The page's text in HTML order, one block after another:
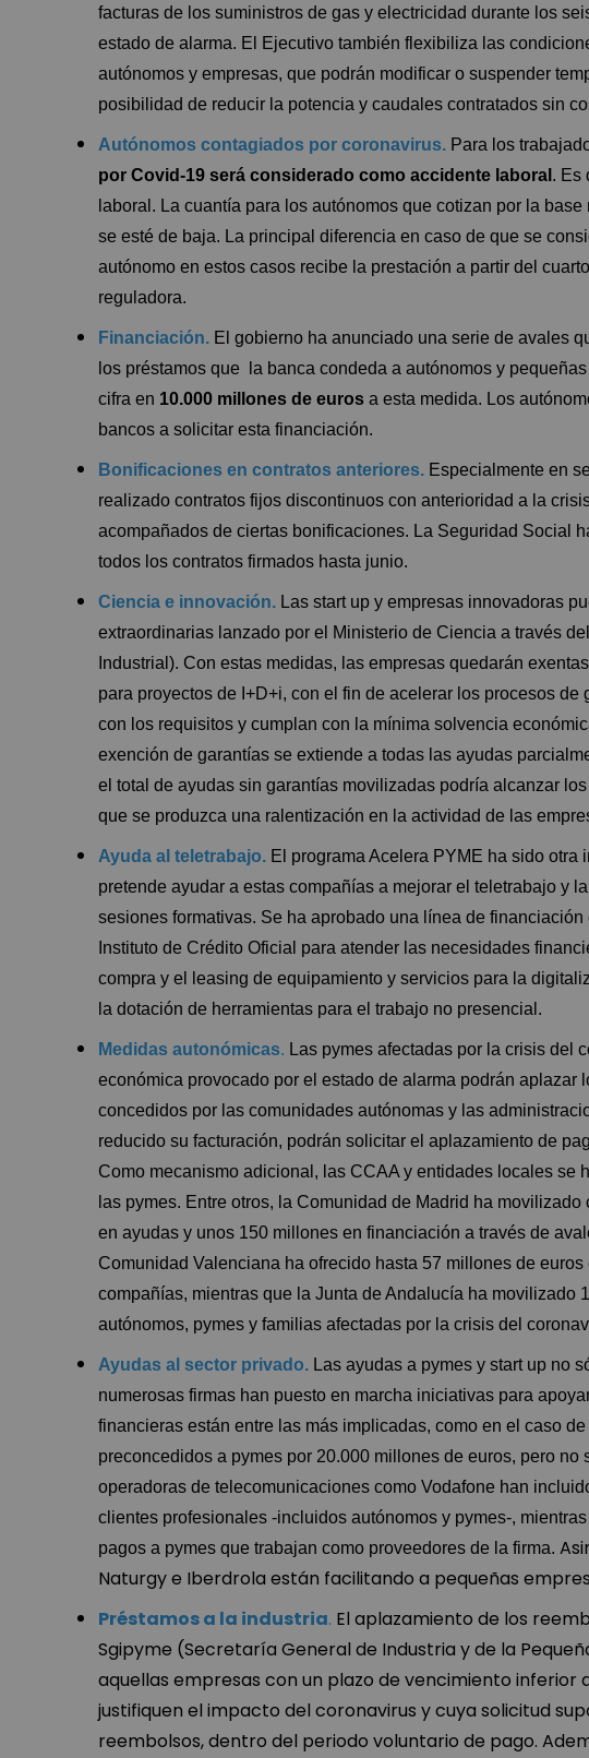
facturas de los suministros de gas y electricidad durante los
estado de alarma. El Ejecutivo también flexibiliza las
autónomos y empresas, que podrán modificar o suspender
posibilidad de reducir la potencia y caudales contratados sin
Autónomos contagiados por coronavirus. Para los
por Covid-19 será considerado como accidente laboral . Es
laboral. La cuantía para los autónomos que cotizan por la
se esté de baja. La principal diferencia en caso de que se
autónomo en estos casos recibe la prestación a partir del
reguladora.
Financiación. El gobierno ha anunciado una serie de avales
los préstamos que la banca condeda a autónomos y
cifra en 10.000 millones de euros a esta medida. Los
bancos a solicitar esta financiación.
Bonificaciones en contratos anteriores. Especialmente en
realizado contratos fijos discontinuos con anterioridad a la
acompañados de ciertas bonificaciones. La Seguridad Social
todos los contratos firmados hasta junio.
Ciencia e innovación. Las start up y empresas innovadoras
extraordinarias lanzado por el Ministerio de Ciencia a través
Industrial). Con estas medidas, las empresas quedarán
para proyectos de I+D+i, con el fin de acelerar los procesos
con los requisitos y cumplan con la mínima solvencia
exención de garantías se extiende a todas las ayudas
el total de ayudas sin garantías movilizadas podría alcanzar
que se produzca una ralentización en la actividad de las
Ayuda al teletrabajo. El programa Acelera PYME ha sido
pretende ayudar a estas compañías a mejorar el teletrabajo y
sesiones formativas. Se ha aprobado una línea de
Instituto de Crédito Oficial para atender las necesidades
compra y el leasing de equipamiento y servicios para la
la dotación de herramientas para el trabajo no presencial.
Medidas autonómicas. Las pymes afectadas por la crisis del
económica provocado por el estado de alarma podrán aplazar
concedidos por las comunidades autónomas y las
reducido su facturación, podrán solicitar el aplazamiento de
Como mecanismo adicional, las CCAA y entidades locales se
las pymes. Entre otros, la Comunidad de Madrid ha
en ayudas y unos 150 millones en financiación a través de
Comunidad Valenciana ha ofrecido hasta 57 millones de
compañías, mientras que la Junta de Andalucía ha movilizado
autónomos, pymes y familias afectadas por la crisis del
Ayudas al sector privado. Las ayudas a pymes y start up no
numerosas firmas han puesto en marcha iniciativas para
financieras están entre las más implicadas, como en el caso
preconcedidos a pymes por 20.000 millones de euros, pero no
operadoras de telecomunicaciones como Vodafone han
clientes profesionales -incluidos autónomos y pymes-,
pagos a pymes que trabajan como proveedores de la firma.
Naturgy e Iberdrola están facilitando a pequeñas
Préstamos a la industria. El aplazamiento de los
Sgipyme (Secretaría General de Industria y de la
aquellas empresas con un plazo de vencimiento inferior
justifiquen el impacto del coronavirus y cuya solicitud
reembolsos, dentro del periodo voluntario de pago.